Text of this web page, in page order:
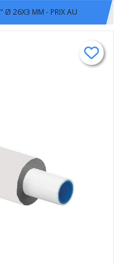
Ø 26X3 MM - PRIX AU